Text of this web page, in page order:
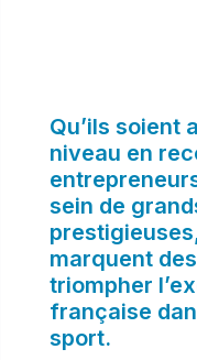
Qu’ils soient
niveau en
sein de
marquent
triompher
française
sport.